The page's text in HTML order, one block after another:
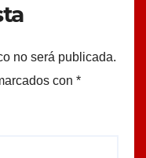
no será publicada.
con *